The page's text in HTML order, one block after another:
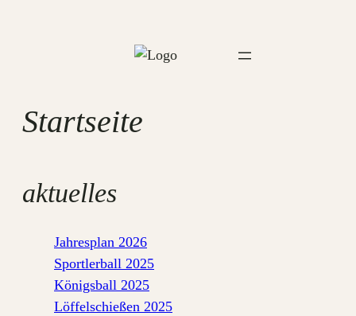
Startseite
aktuelles
Jahresplan 2026
Sportlerball 2025
Königsball 2025
Löffelschießen 2025